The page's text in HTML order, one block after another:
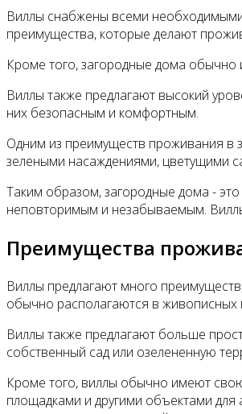
Виллы снабжены всеми необходимыми
преимущества, которые делают
Кроме того, загородные дома
Виллы также предлагают высокий
них безопасным и комфортным.
Одним из преимуществ проживания в
зелеными насаждениями, цветущими
Таким образом, загородные дома -
неповторимым и незабываемым.
Преимущества
Виллы предлагают много
обычно располагаются в живописных
Виллы также предлагают больше
собственный сад или озелененную
Кроме того, виллы обычно имеют
площадками и другими объектами